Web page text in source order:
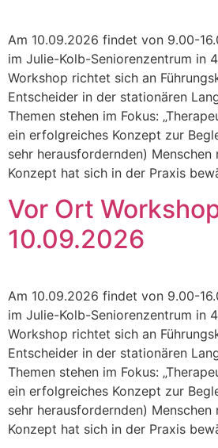
Am 10.09.2026 findet von 9.00-
im Julie-Kolb-Seniorenzentrum in
Workshop richtet sich an
Entscheider in der stationären
Themen stehen im Fokus:
ein erfolgreiches Konzept zur
sehr herausfordernden) Menschen
Konzept hat sich in der Praxis
Vor Ort
10.09.2026
Am 10.09.2026 findet von 9.00-
im Julie-Kolb-Seniorenzentrum in
Workshop richtet sich an
Entscheider in der stationären
Themen stehen im Fokus:
ein erfolgreiches Konzept zur
sehr herausfordernden) Menschen
Konzept hat sich in der Praxis